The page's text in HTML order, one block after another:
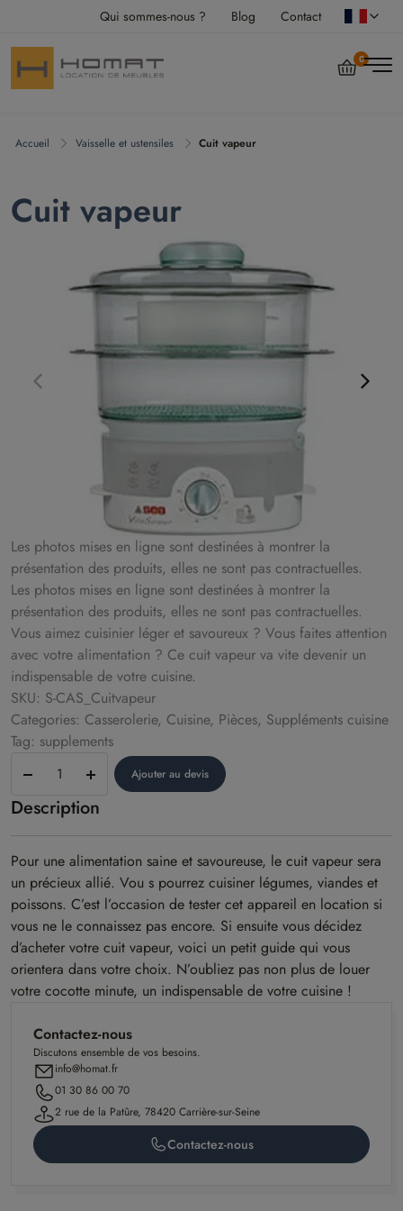
Qui sommes-nous ? Blog Contact
0
Accueil Vaisselle et ustensiles Cuit vapeur
Cuit vapeur
Les photos mises en ligne sont destinées à montrer la
présentation des produits, elles ne sont pas contractuelles.
Les photos mises en ligne sont destinées à montrer la
présentation des produits, elles ne sont pas contractuelles.
Vous aimez cuisinier léger et savoureux ? Vous faites attention
avec votre alimentation ? Ce cuit vapeur va vite devenir un
indispensable de votre cuisine.
SKU: S-CAS_Cuitvapeur
Categories: Casserolerie, Cuisine, Pièces, Suppléments cuisine
Tag: supplements
vapeur
Ajouter au devis
Description
Pour une alimentation saine et savoureuse, le cuit vapeur sera
un précieux allié. Vou s pourrez cuisiner légumes, viandes et
poissons. C’est l’occasion de tester cet appareil en location si
vous ne le connaissez pas encore. Si ensuite vous décidez
d’acheter votre cuit vapeur, voici un petit guide qui vous
orientera dans votre choix. N’oubliez pas non plus de louer
votre cocotte minute, un indispensable de votre cuisine !
Contactez-nous
Discutons ensemble de vos besoins.
info@homat.fr
01 30 86 00 70
2 rue de la Patûre, 78420 Carrière-sur-Seine
Contactez-nous